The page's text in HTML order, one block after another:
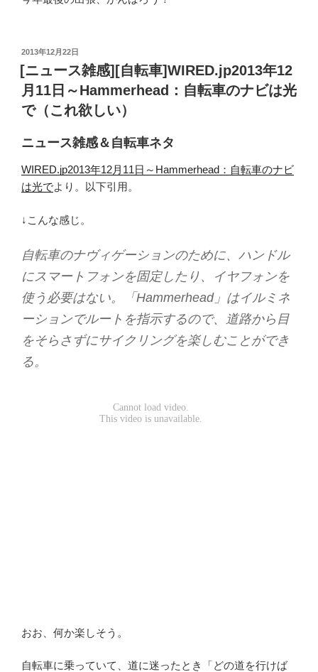
投
稿
日:
2013年12月22日
[ニュース雑感][自転車]WIRED.jp2013年12
月11日～Hammerhead：自転車のナビは光
で（これ欲しい）
ニュース雑感＆自転車ネタ
WIRED.jp2013年12月11日～Hammerhead：自転車のナビ
は光でより。以下引用。
↓こんな感じ。
自転車のナヴィゲーションのために、ハンドル
にスマートフォンを固定したり、イヤフォンを
使う必要はない。「Hammerhead」はイルミネ
ーションでルートを指示するので、道路から目
をそらさずにサイクリングを楽しむことができ
る。
おお、何か楽しそう。
自転車に乗っていて、道に迷ったとき「どの道を行けば